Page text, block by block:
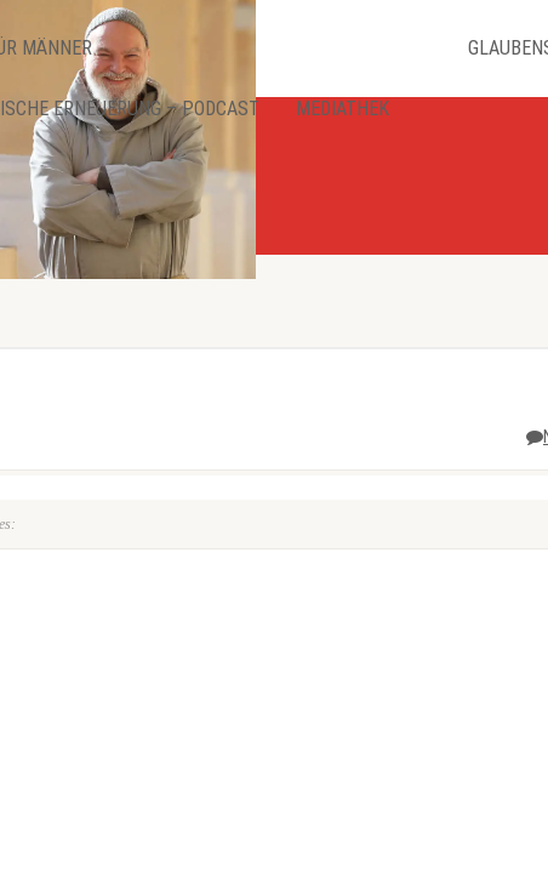
MÄNNER
ERNEUERUNG – PODCAST MEDIATHEK